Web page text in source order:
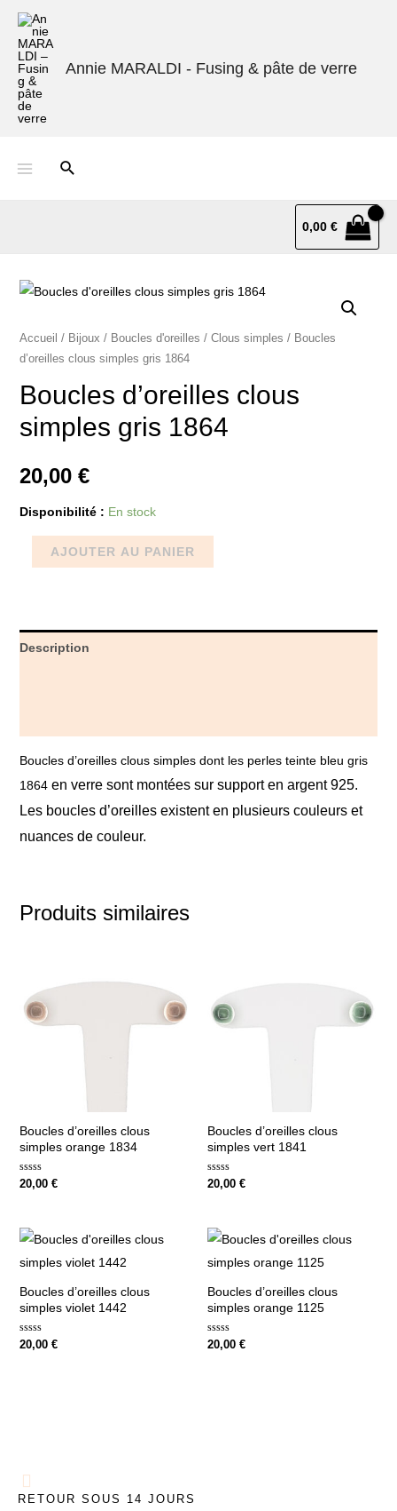
Annie MARALDI - Fusing & pâte de verre
0,00€
Accueil / Bijoux / Boucles d'oreilles / Clous simples / Boucles
d’oreilles clous simples gris 1864
Boucles d’oreilles clous
simples gris 1864
20,00 €
Disponibilité : En stock
AJOUTER AU PANIER
Description
Boucles d’oreilles clous simples dont les perles teinte bleu gris
1864en verre sont montées sur support en argent 925.
Les boucles d’oreilles existent en plusieurs couleurs et
nuances de couleur.
Produits similaires
Boucles d’oreilles clous
simples orange 1834
Note
20,00 €
Boucles d’oreilles clous
simples vert 1841
Note
20,00 €
Boucles d’oreilles clous
simples violet 1442
Note
20,00 €
Boucles d’oreilles clous
simples orange 1125
Note
20,00 €
RETOUR SOUS 14 JOURS